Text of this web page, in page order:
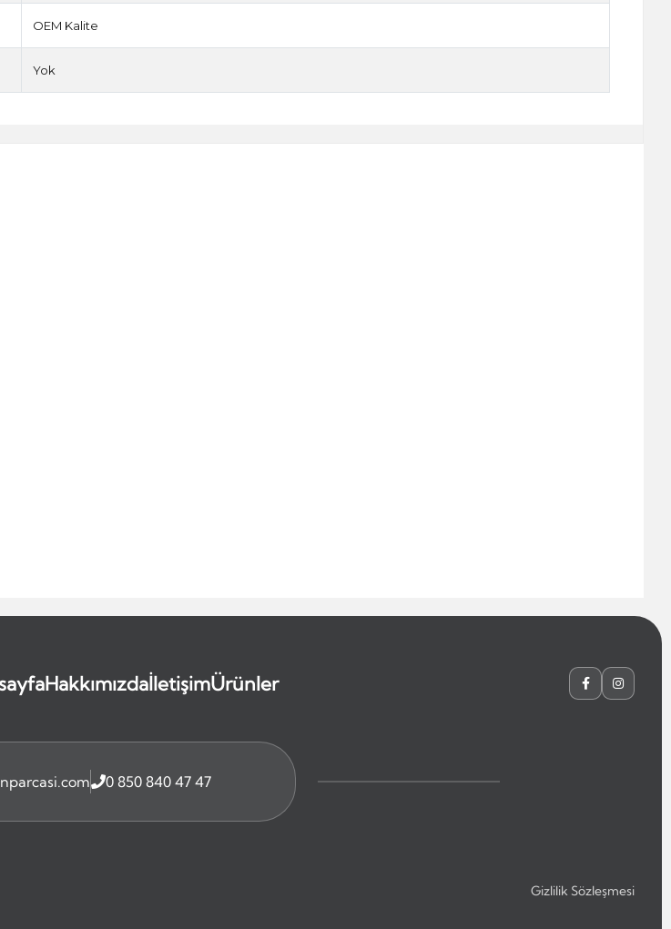
OEM Kalite
Yok
HakkımızdaİletişimÜrünler
0 850 840 47 47
Gizlilik Sözleşmesi